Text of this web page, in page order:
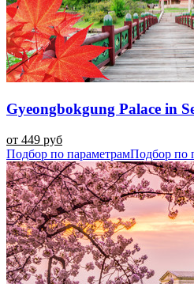
Gyeongbokgung Palace in
от 449 руб
Подбор по параметрамПодбор по